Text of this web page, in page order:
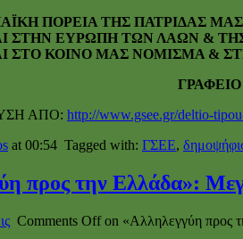
ΠΟΡΕΙΑ ΤΗΣ ΠΑΤΡΙΔΑΣ
ΣΤΗΝ ΕΥΡΩΠΗ ΤΩΝ ΛΑΩΝ &
ΣΤΟ ΚΟΙΝΟ ΜΑΣ ΝΟΜΙΣΜΑ &
ΤΥΠΟΥ ΚΑΙ
ΑΠΟ: http://www.gsee.gr/deltio-
at 00:54 Tagged with: ΓΣΕΕ,
προς την Ελλάδα»:
Comments Offon «Αλληλεγγύη προς